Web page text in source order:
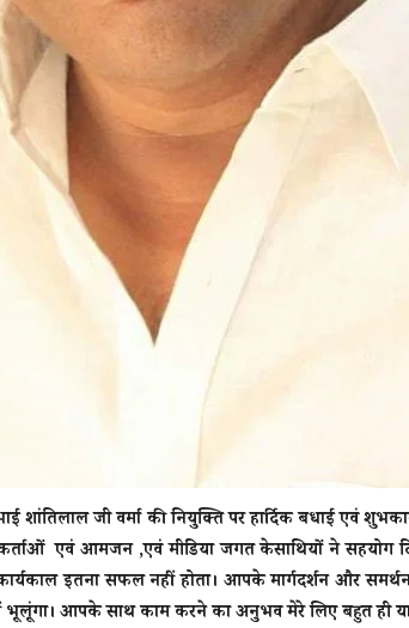
शांतिलाल जी वर्मा की नियुक्ति पर हार्दिक बधाई एवं
एवं आमजन ,एवं मीडिया जगत केसाथियों ने सहयोग
इतना सफल नहीं होता। आपके मार्गदर्शन और
भूलूंगा। आपके साथ काम करने का अनुभव मेरे लिए बहुत ही
क्राइम